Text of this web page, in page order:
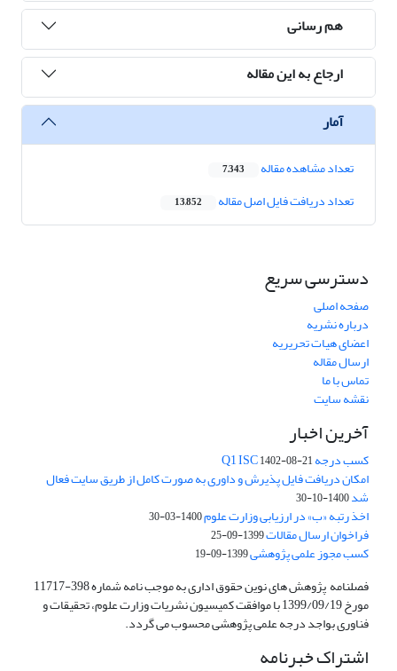
هم رسانی
ارجاع به این مقاله
آمار
تعداد مشاهده مقاله 7,343
تعداد دریافت فایل اصل مقاله 13,852
دسترسی سریع
صفحه اصلی
درباره نشریه
اعضای هیات تحریریه
ارسال مقاله
تماس با ما
نقشه سایت
آخرین اخبار
کسب درجه Q1 ISC1402-08-21
امکان دریافت فایل پذیرش و داوری به صورت کامل از طریق سایت فعال
شد1400-10-30
اخذ رتبه «ب» در ارزیابی وزارت علوم1400-03-30
فراخوان ارسال مقالات1399-09-25
کسب مجوز علمی پژوهشی1399-09-19
فصلنامه پژوهش های نوین حقوق اداری به موجب نامه شماره 398-11717
مورخ 1399/09/19 با موافقت کمیسیون نشریات وزارت علوم، تحقیقات و
فناوری بواجد درجه علمی پژوهشی محسوب می گردد.
اشتراک خبرنامه